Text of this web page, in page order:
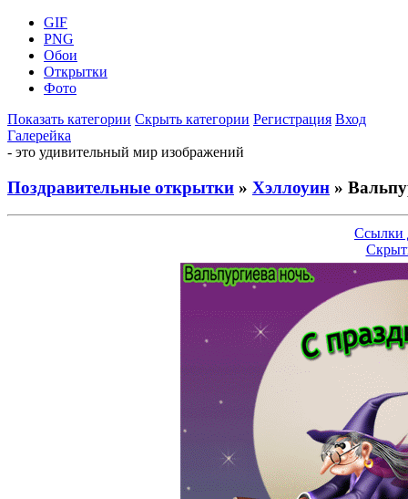
GIF
PNG
Обои
Открытки
Фото
Показать категории Скрыть категории Регистрация Вход
Галерейка
- это удивительный мир изображений
Поздравительные открытки » Хэллоуин »
Ссылки